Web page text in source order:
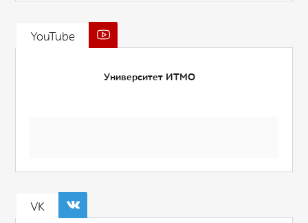
YouTube
Университет ИТМО
VK